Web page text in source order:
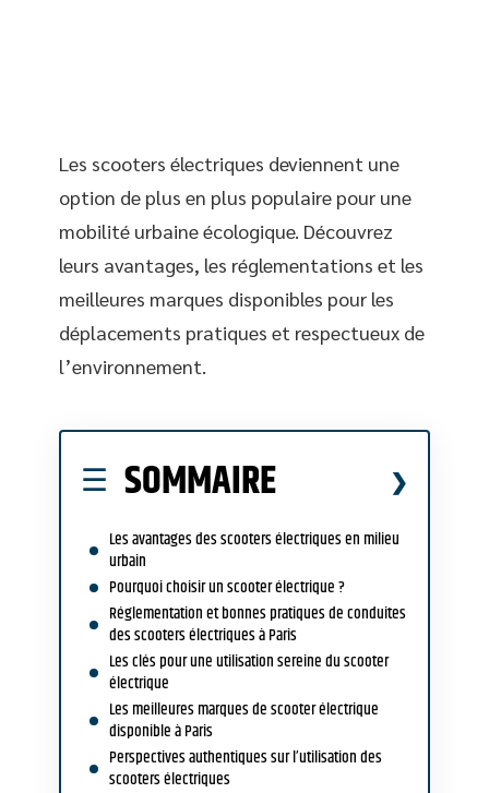
Les scooters électriques deviennent une
option de plus en plus populaire pour une
mobilité urbaine écologique. Découvrez
leurs avantages, les réglementations et les
meilleures marques disponibles pour les
déplacements pratiques et respectueux de
l’environnement.
SOMMAIRE
Les avantages des scooters électriques en milieu
urbain
Pourquoi choisir un scooter électrique ?
Réglementation et bonnes pratiques de conduites
des scooters électriques à Paris
Les clés pour une utilisation sereine du scooter
électrique
Les meilleures marques de scooter électrique
disponible à Paris
Perspectives authentiques sur l’utilisation des
scooters électriques